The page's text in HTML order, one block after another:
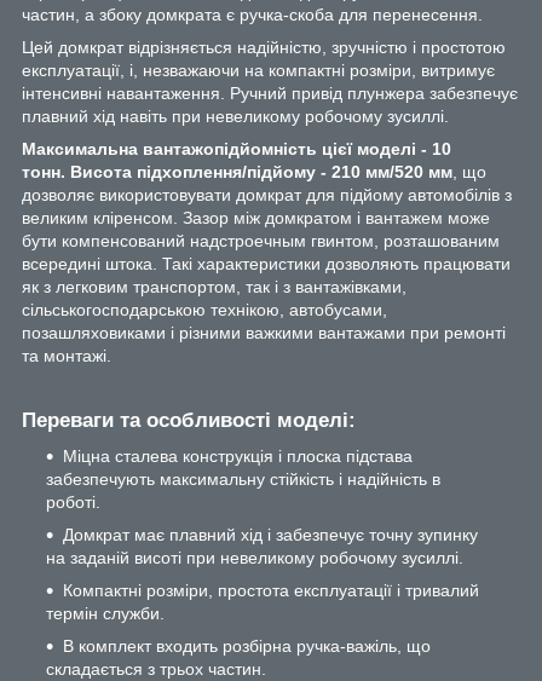
частин, а збоку домкрата є ручка-скоба для перенесення.
Цей домкрат відрізняється надійністю, зручністю і простотою
експлуатації, і, незважаючи на компактні розміри, витримує
інтенсивні навантаження. Ручний привід плунжера забезпечує
плавний хід навіть при невеликому робочому зусиллі.
Максимальна вантажопідйомність цієї моделі - 10
тонн. Висота підхоплення/підйому - 210 мм/520 мм , що
дозволяє використовувати домкрат для підйому автомобілів з
великим кліренсом. Зазор між домкратом і вантажем може
бути компенсований надстроечным гвинтом, розташованим
всередині штока. Такі характеристики дозволяють працювати
як з легковим транспортом, так і з вантажівками,
сільськогосподарською технікою, автобусами,
позашляховиками і різними важкими вантажами при ремонті
та монтажі.
Переваги та особливості моделі:
Міцна сталева конструкція і плоска підстава
забезпечують максимальну стійкість і надійність в
роботі.
Домкрат має плавний хід і забезпечує точну зупинку
на заданій висоті при невеликому робочому зусиллі.
Компактні розміри, простота експлуатації і тривалий
термін служби.
В комплект входить розбірна ручка-важіль, що
складається з трьох частин.